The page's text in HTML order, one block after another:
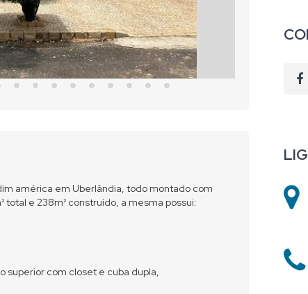
américa em Uberlândia, todo montado com
e 238m² construído, a mesma possui:
superior com closet e cuba dupla,